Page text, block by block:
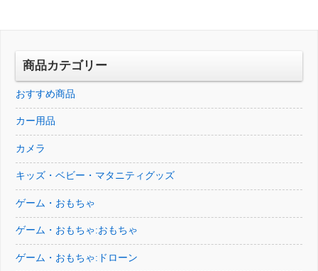
し
で
商品カテゴリー
おすすめ商品
カー用品
カメラ
キッズ・ベビー・マタニティグッズ
ゲーム・おもちゃ
ゲーム・おもちゃ:おもちゃ
ゲーム・おもちゃ:ドローン